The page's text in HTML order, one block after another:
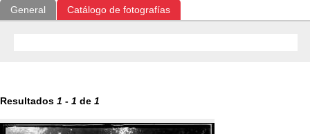
General Catálogo de fotografías
Resultados 1 - 1 de 1